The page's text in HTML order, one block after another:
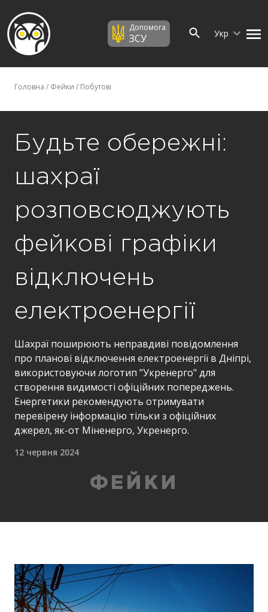
Допомога
ЗСУ Укр
Головна / Фейки / Побутові
Будьте обережні:
шахраї
розповсюджують
фейкові графіки
відключень
електроенергії
Шахраї поширюють неправдиві повідомлення
про планові відключення електроенергії в Дніпрі,
використовуючи логотип "Укренерго" для
створення видимості офіційних попереджень.
Енергетики рекомендують отримувати
перевірену інформацію тільки з офіційних
джерел, як-от Міненерго, Укренерго.
12 червня 2024
ФЕЙКИ